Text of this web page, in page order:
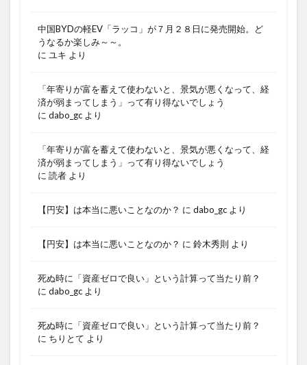
中国BYDの軽EV「ラッコ」が７月２８日に発売開始。ど
うなるか楽しみ～～。
に ユキ より
「年寄りが富を蓄えて使わないと、景気が悪くなって、経
済が弱まってしまう」って有り得ないでしょう
に dabo_gc より
「年寄りが富を蓄えて使わないと、景気が悪くなって、経
済が弱まってしまう」って有り得ないでしょう
に 読者 より
【円安】は本当に悪いことなのか？ に dabo_gc より
【円安】は本当に悪いことなのか？ に 鈴木秀則 より
死ぬ時に「資産ゼロで良い」という計算って当たり前？
に dabo_gc より
死ぬ時に「資産ゼロで良い」という計算って当たり前？
に ちりとて より